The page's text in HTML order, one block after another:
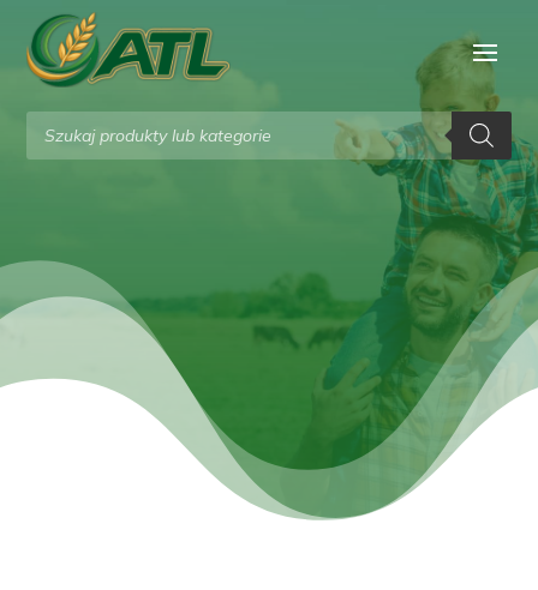
Wyszukiwarka
produktów